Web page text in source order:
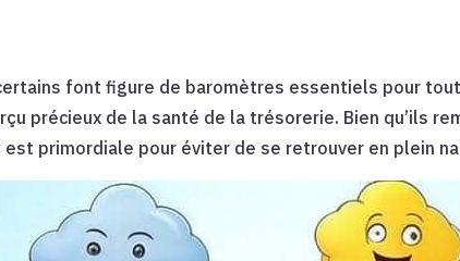
font figure de baromètres essentiels pour
précieux de la santé de la trésorerie. Bien qu’ils
primordiale pour éviter de se retrouver en plein